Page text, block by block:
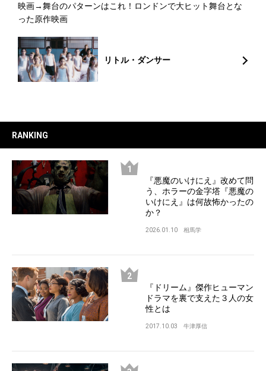
映画→舞台のパターンはこれ！ロンドンで大ヒット舞台とな
った原作映画
リトル・ダンサー
RANKING
『悪魔のいけにえ』改めて問
う、ホラーの金字塔『悪魔の
いけにえ』は何故怖かったの
か？
2026.01.10 相馬学
『ドリーム』傑作ヒューマン
ドラマを裏で支えた３人の女
性とは
2017.10.03 牛津厚信